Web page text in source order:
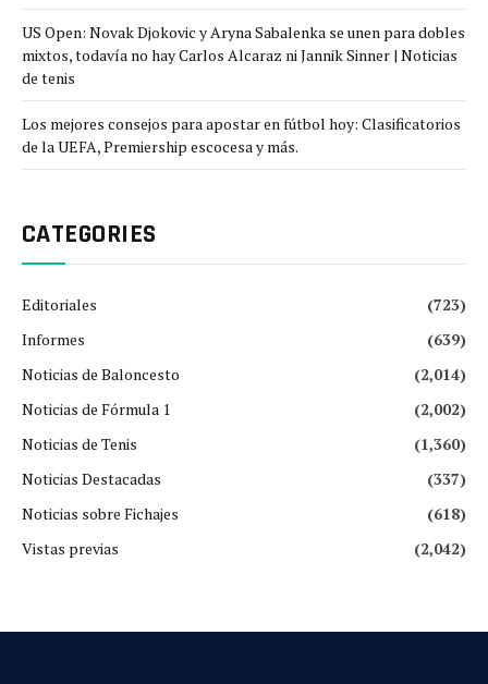
US Open: Novak Djokovic y Aryna Sabalenka se unen para dobles
mixtos, todavía no hay Carlos Alcaraz ni Jannik Sinner | Noticias
de tenis
Los mejores consejos para apostar en fútbol hoy: Clasificatorios
de la UEFA, Premiership escocesa y más.
CATEGORIES
Editoriales
(723)
Informes
(639)
Noticias de Baloncesto
(2,014)
Noticias de Fórmula 1
(2,002)
Noticias de Tenis
(1,360)
Noticias Destacadas
(337)
Noticias sobre Fichajes
(618)
Vistas previas
(2,042)